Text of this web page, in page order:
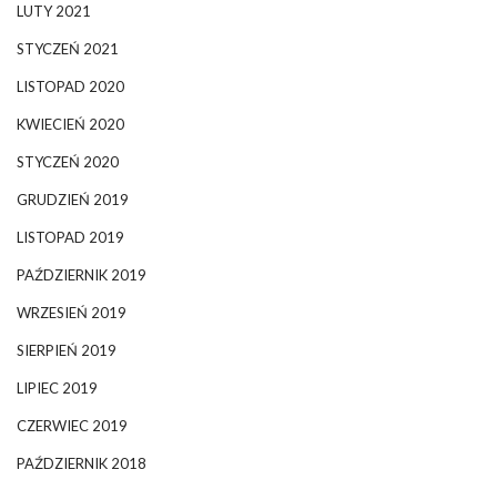
LUTY 2021
STYCZEŃ 2021
LISTOPAD 2020
KWIECIEŃ 2020
STYCZEŃ 2020
GRUDZIEŃ 2019
LISTOPAD 2019
PAŹDZIERNIK 2019
WRZESIEŃ 2019
SIERPIEŃ 2019
LIPIEC 2019
CZERWIEC 2019
PAŹDZIERNIK 2018